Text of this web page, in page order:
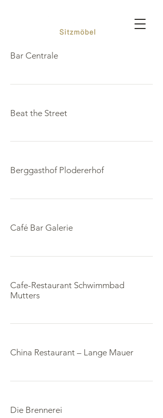
Bar Centrale
Beat the Street
Berggasthof Plodererhof
Café Bar Galerie
Cafe-Restaurant Schwimmbad
Mutters
China Restaurant – Lange Mauer
Die Brennerei